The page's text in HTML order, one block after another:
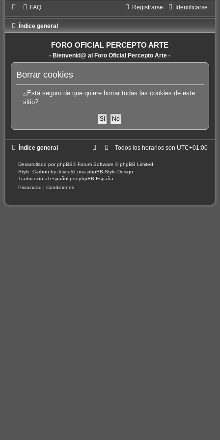
FAQ Identificarse
Registrarse
Índice general
FORO OFICIAL PERCEPTO ARTE
- Bienvenid@ al Foro Oficial Percepto Arte -
Borrar cookies
¿Está seguro de que quiere borrar todas las cookies de este
sitio?
Índice general Todos los horarios son UTC+01:00
Desarrollado porphpBB® Forum Software © phpBB Limited
Style: Carbon by Joyce&Luna phpBB-Style-Design
Traducción al español porphpBB España
Privacidad | Condiciones